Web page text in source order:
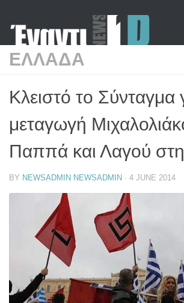
ΕΛΛΑΔΑ
Κλειστό το Σύνταγμα
μεταγωγή
Παππά και Λαγού
BY NEWSADMIN NEWSADMIN · 4 JUNE 2014